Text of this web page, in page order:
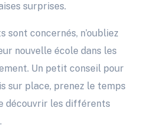
surprises.
sont concernés, n’oubliez
nouvelle école dans les
Un petit conseil pour
sur place, prenez le temps
découvrir les différents